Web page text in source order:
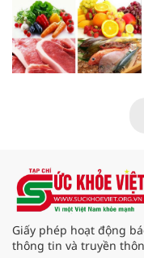
Giấy phép hoạt động
thông tin và truyền